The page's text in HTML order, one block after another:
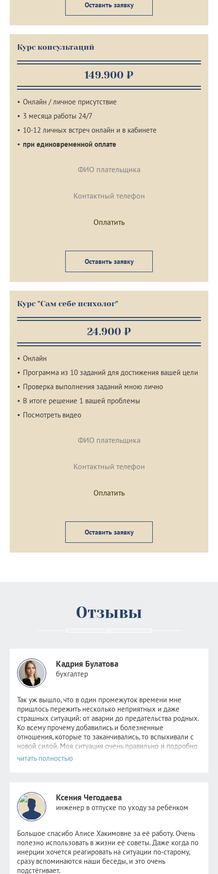
Оставить заявку
Курс консультаций
149.900 ₽
Онлайн / личное присутствие
3 месяца работы 24/7
10-12 личных встреч онлайн и в кабинете
при единовременной оплате
Оставить заявку
Курс "Сам себе психолог"
24.900 ₽
Онлайн
Программа из 10 заданий для достижения вашей цели
Проверка выполнения заданий мною лично
В итоге решение 1 вашей проблемы
Посмотреть видео
Оставить заявку
Отзывы
Кадрия Булатова
бухгалтер
Так уж вышло, что в один промежуток времени мне
пришлось пережить несколько неприятных и даже
страшных ситуаций: от аварии до предательства родных.
Ко всему прочему добавились и болезненные
отношения, которые то заканчивались, то вспыхивали с
новой силой. Моя ситуация очень правильно и подробно
была описаназдесь
силах, обратилась к Алисе.
После консультаций в голове отложились рекомендации
психолога, старалась следовать всем советам, но сердцу
не прикажешь: по-прежнему было очень больно видеть
новые отношения прежде любимого человека. Но потом
я и сама не заметила как стала снова видеть других
парней. Как открыла ранее заблокированные страницы.
Как мне стало не совсем безразлично, но значительно
легче. Как мне снова стало нравиться держать кого-то
Ксения Чегодаева
инженер в отпуске по уходу за ребёнком
Большое спасибо Алисе Хакимовне за её работу. Очень
полезно использовать в жизни её советы. Даже когда по
инерции хочется реагировать на ситуации по-старому,
сразу вспоминаются наши беседы, и это очень
подстёгивает.